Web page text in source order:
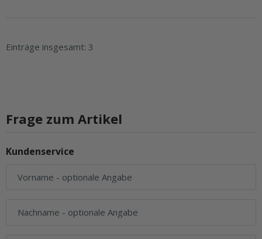
Einträge insgesamt: 3
Frage zum Artikel
Kundenservice
Vorname - optionale Angabe
Nachname - optionale Angabe